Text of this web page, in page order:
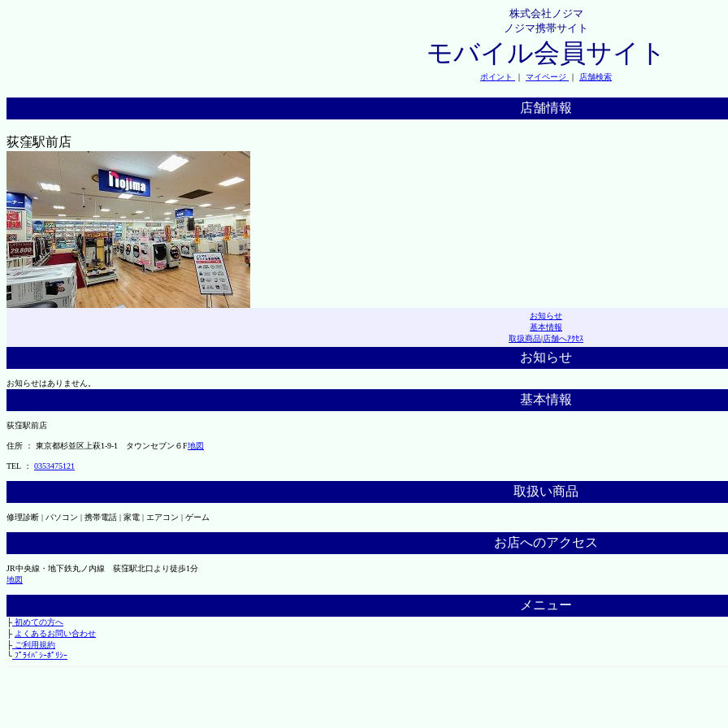
株式会社ノジマ
ノジマ携帯サイト
モバイル会員サイト
ポイント ｜ マイページ ｜ 店舗検索
店舗情報
荻窪駅前店
お知らせ
基本情報
取扱商品|店舗へｱｸｾｽ
お知らせ
お知らせはありません。
基本情報
荻窪駅前店
住所 ： 東京都杉並区上萩1-9-1 タウンセブン６F地図
TEL ： 0353475121
取扱い商品
修理診断 | パソコン | 携帯電話 | 家電 | エアコン | ゲーム
お店へのアクセス
JR中央線・地下鉄丸ノ内線 荻窪駅北口より徒歩1分
地図
メニュー
├初めての方へ
├ よくあるお問い合わせ
├ご利用規約
└ﾌﾟﾗｲﾊﾞｼｰﾎﾟﾘｼｰ